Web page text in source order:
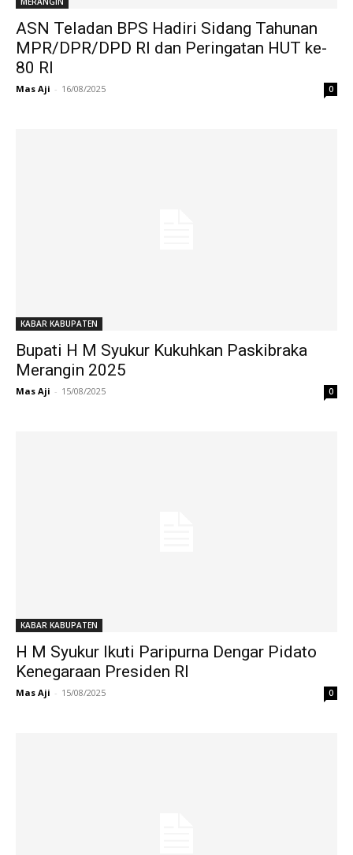
ASN Teladan BPS Hadiri Sidang Tahunan
MPR/DPR/DPD RI dan Peringatan HUT ke-
80 RI
Mas Aji - 16/08/2025 0
KABAR KABUPATEN
Bupati H M Syukur Kukuhkan Paskibraka
Merangin 2025
Mas Aji - 15/08/2025 0
KABAR KABUPATEN
H M Syukur Ikuti Paripurna Dengar Pidato
Kenegaraan Presiden RI
Mas Aji - 15/08/2025 0